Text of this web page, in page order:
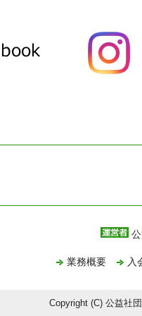
業務概要 入
Copyright (C) 公益社